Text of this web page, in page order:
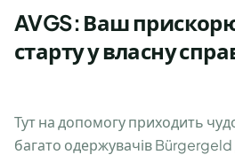
AVGS: Ваш
старту у власну
Тут на допомогу приходить
багато одержувачів Bürgergeld